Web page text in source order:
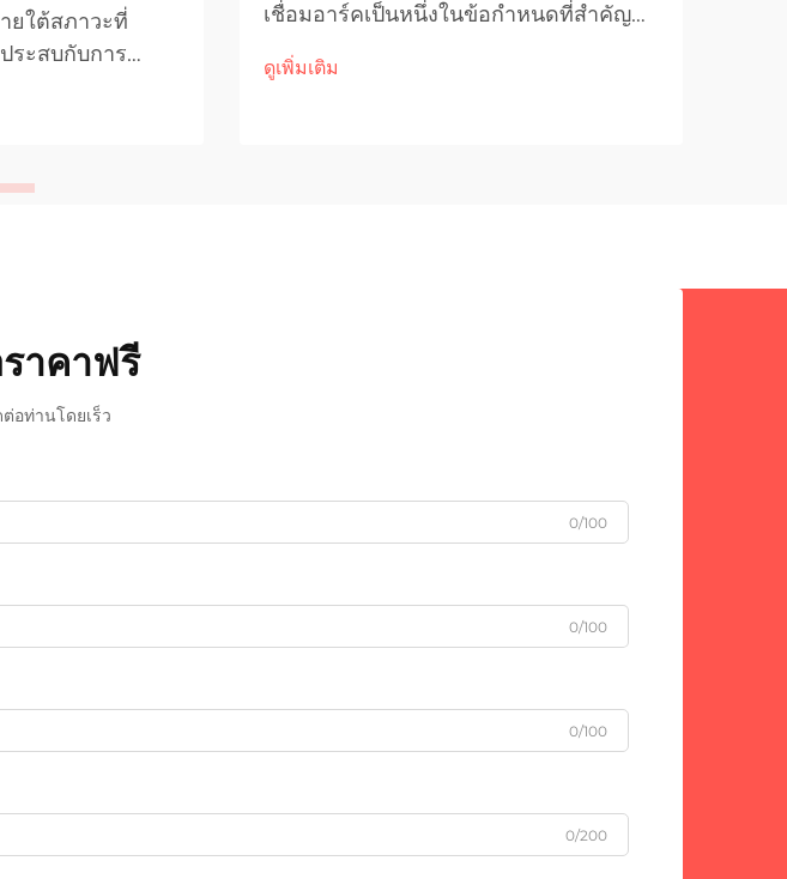
ยใต้สภาวะที่
ระสบกับการ
ผลให้ส่วนประกอบ
แสดงอาการ
เชื่อมอาร์คเป็นหนึ่งในข้อกำหนดที่สำคัญ
งานและอายุการใช้งานของเครื่องใน
ดูเพิ่มเติม
าคาฟรี
อท่านโดยเร็ว
0/100
0/100
0/100
0/200